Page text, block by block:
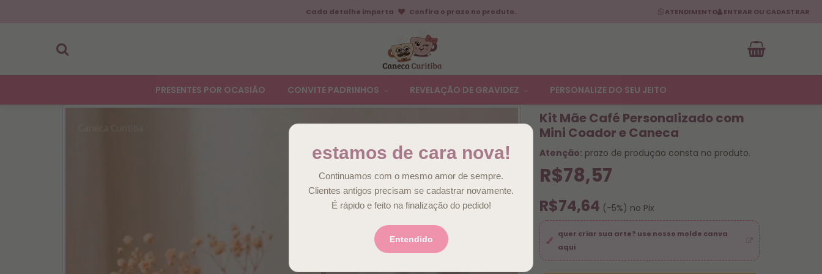
Cada detalhe importa Confira o prazo no produto. ATENDIMENTO ENTRAR OU CADASTRAR
PRESENTES POR OCASIÃO CONVITE PADRINHOS REVELAÇÃO DE GRAVIDEZ PERSONALIZE DO SEU JEITO
Kit Mãe Café Personalizado com
Mini Coador e Caneca
Atenção: prazo de produção consta no produto.
R$78,57
R$74,64 (-5%) no Pix
quer criar sua arte? use nosso molde canva
aqui
estamos de cara nova!
Continuamos com o mesmo amor de sempre.
Clientes antigos precisam se cadastrar novamente.
É rápido e feito na finalização do pedido!
Entendido